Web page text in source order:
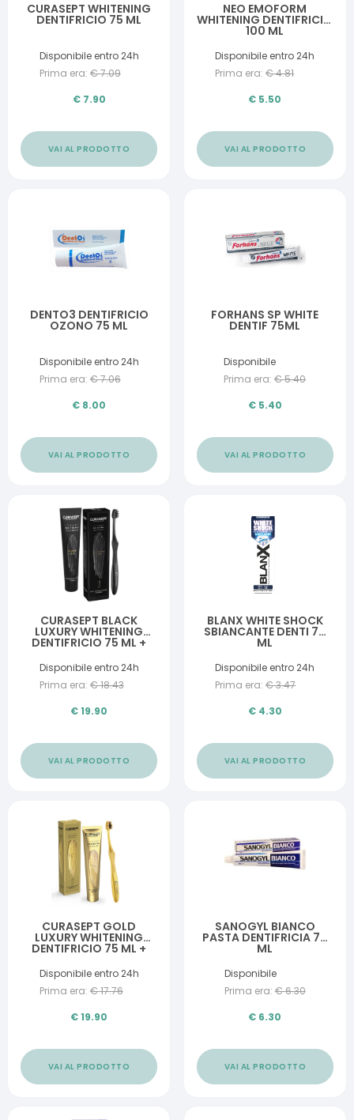
CURASEPT WHITENING
DENTIFRICIO 75 ML
Disponibile entro 24h
Prima era: €7.09
€ 7.90
VAI AL PRODOTTO
NEO EMOFORM
WHITENING DENTIFRICIO
100 ML
Disponibile entro 24h
Prima era: €4.81
€ 5.50
VAI AL PRODOTTO
DENTO3 DENTIFRICIO
OZONO 75 ML
Disponibile entro 24h
Prima era: €7.06
€ 8.00
VAI AL PRODOTTO
FORHANS SP WHITE
DENTIF 75ML
Disponibile
Prima era: €5.40
€ 5.40
VAI AL PRODOTTO
CURASEPT BLACK
LUXURY WHITENING
DENTIFRICIO 75 ML +
Disponibile entro 24h
Prima era: €18.43
€19.90
VAI AL PRODOTTO
BLANX WHITE SHOCK
SBIANCANTE DENTI 75
ML
Disponibile entro 24h
Prima era: €3.47
€ 4.30
VAI AL PRODOTTO
CURASEPT GOLD
LUXURY WHITENING
DENTIFRICIO 75 ML +
Disponibile entro 24h
Prima era: €17.76
€19.90
VAI AL PRODOTTO
SANOGYL BIANCO
PASTA DENTIFRICIA 75
ML
Disponibile
Prima era: €6.30
€ 6.30
VAI AL PRODOTTO